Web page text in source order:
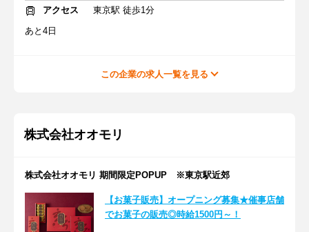
アクセス
東京駅 徒歩1分
あと4日
この企業の求人一覧を見る
株式会社オオモリ
株式会社オオモリ 期間限定POPUP ※東京駅近郊
【お菓子販売】オープニング募集★催事店舗
でお菓子の販売◎時給1500円～！